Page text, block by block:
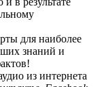
для наиболее
знаний и
из интернета